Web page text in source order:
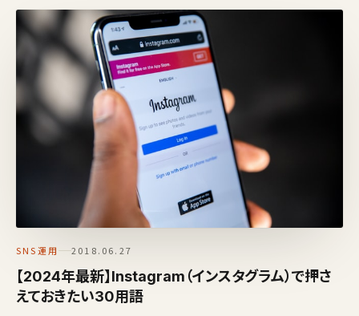
SNS運用 2018.06.27
【2024年最新】Instagram（インスタグラム）で押さ
えておきたい30用語